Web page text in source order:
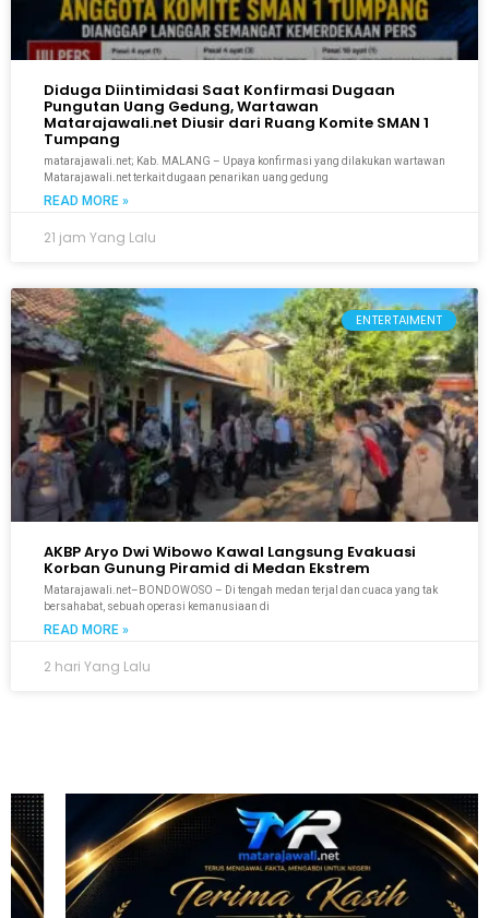
Diduga Diintimidasi Saat Konfirmasi Dugaan
Pungutan Uang Gedung, Wartawan
Matarajawali.net Diusir dari Ruang Komite SMAN 1
Tumpang
matarajawali.net; Kab. MALANG – Upaya konfirmasi yang dilakukan wartawan
Matarajawali.net terkait dugaan penarikan uang gedung
READ MORE »
21 jam Yang Lalu
ENTERTAIMENT
AKBP Aryo Dwi Wibowo Kawal Langsung Evakuasi
Korban Gunung Piramid di Medan Ekstrem
Matarajawali.net–BONDOWOSO – Di tengah medan terjal dan cuaca yang tak
bersahabat, sebuah operasi kemanusiaan di
READ MORE »
2 hari Yang Lalu